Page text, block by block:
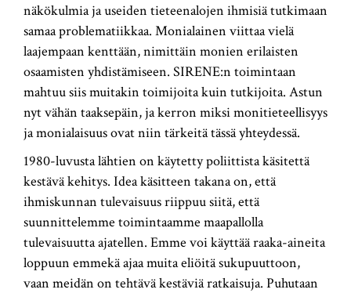
näkökulmia ja useiden tieteenalojen ihmisiä tutkimaan
samaa problematiikkaa. Monialainen viittaa vielä
laajempaan kenttään, nimittäin monien erilaisten
osaamisten yhdistämiseen. SIRENE:n toimintaan
mahtuu siis muitakin toimijoita kuin tutkijoita. Astun
nyt vähän taaksepäin, ja kerron miksi monitieteellisyys
ja monialaisuus ovat niin tärkeitä tässä yhteydessä.
1980-luvusta lähtien on käytetty poliittista käsitettä
kestävä kehitys. Idea käsitteen takana on, että
ihmiskunnan tulevaisuus riippuu siitä, että
suunnittelemme toimintaamme maapallolla
tulevaisuutta ajatellen. Emme voi käyttää raaka-aineita
loppuun emmekä ajaa muita eliöitä sukupuuttoon,
vaan meidän on tehtävä kestäviä ratkaisuja. Puhutaan